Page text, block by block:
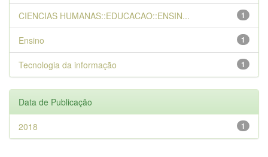
1
CIENCIAS HUMANAS::EDUCACAO::ENSIN...
1
Ensino
1
Tecnologia da informação
Data de Publicação
1
2018